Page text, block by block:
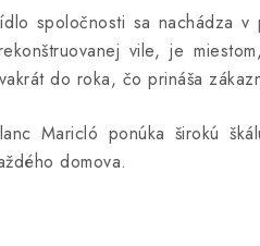
spoločnosti sa nachádza v
vile, je
do roka, čo prináša
Maricló ponúka širokú
domova.